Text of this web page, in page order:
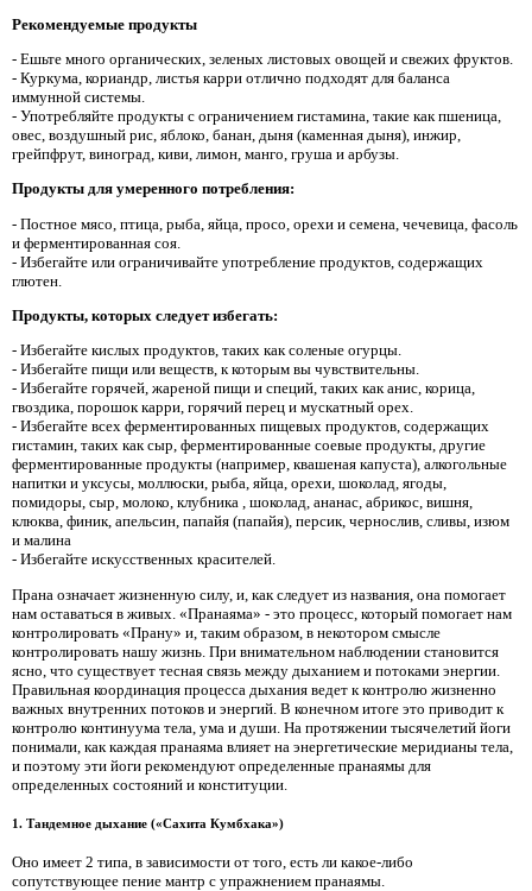
Рекомендуемые продукты
- Ешьте много органических, зеленых листовых овощей и свежих фруктов.
- Куркума, кориандр, листья карри отлично подходят для баланса
иммунной системы.
- Употребляйте продукты с ограничением гистамина, такие как пшеница,
овес, воздушный рис, яблоко, банан, дыня (каменная дыня), инжир,
грейпфрут, виноград, киви, лимон, манго, груша и арбузы.
Продукты для умеренного потребления:
- Постное мясо, птица, рыба, яйца, просо, орехи и семена, чечевица, фасоль
и ферментированная соя.
- Избегайте или ограничивайте употребление продуктов, содержащих
глютен.
Продукты, которых следует избегать:
- Избегайте кислых продуктов, таких как соленые огурцы.
- Избегайте пищи или веществ, к которым вы чувствительны.
- Избегайте горячей, жареной пищи и специй, таких как анис, корица,
гвоздика, порошок карри, горячий перец и мускатный орех.
- Избегайте всех ферментированных пищевых продуктов, содержащих
гистамин, таких как сыр, ферментированные соевые продукты, другие
ферментированные продукты (например, квашеная капуста), алкогольные
напитки и уксусы, моллюски, рыба, яйца, орехи, шоколад, ягоды,
помидоры, сыр, молоко, клубника , шоколад, ананас, абрикос, вишня,
клюква, финик, апельсин, папайя (папайя), персик, чернослив, сливы, изюм
и малина
- Избегайте искусственных красителей.
Прана означает жизненную силу, и, как следует из названия, она помогает
нам оставаться в живых. «Пранаяма» - это процесс, который помогает нам
контролировать «Прану» и, таким образом, в некотором смысле
контролировать нашу жизнь. При внимательном наблюдении становится
ясно, что существует тесная связь между дыханием и потоками энергии.
Правильная координация процесса дыхания ведет к контролю жизненно
важных внутренних потоков и энергий. В конечном итоге это приводит к
контролю континуума тела, ума и души. На протяжении тысячелетий йоги
понимали, как каждая пранаяма влияет на энергетические меридианы тела,
и поэтому эти йоги рекомендуют определенные пранаямы для
определенных состояний и конституции.
1. Тандемное дыхание («Сахита Кумбхака»)
Оно имеет 2 типа, в зависимости от того, есть ли какое-либо
сопутствующее пение мантр с упражнением пранаямы.